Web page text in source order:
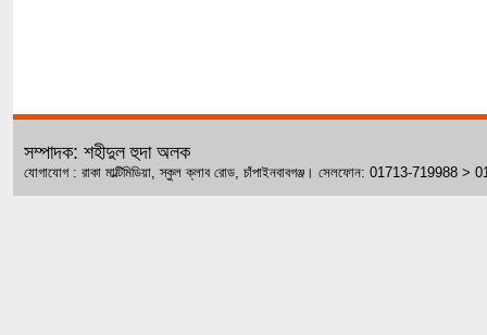
সম্পাদক: শহীদুল হুদা অলক
যোগাযোগ : রাকা মাল্টিমিডিয়া, স্কুল ক্লাব রোড, চাঁপাইনবাবগঞ্জ। সেলফোন: 01713-